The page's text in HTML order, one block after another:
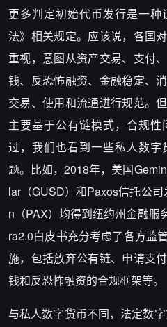
更多判定初始代币发行是一
法》相关规定。应该说，各国
重视，意图从资产交易、支付
钱、反恐怖融资、金融稳定、
交易、使用和流通进行规范。
主要基于公有链模式，合规
过，我们也看到一些私人数
题。比如，2018年，美国
lar（GUSD）和Paxos信托公
n（PAX）均得到纽约州金融服
ra2.0白皮书充分考虑了各方监
施，包括放弃公有链、申请支
钱和反恐怖融资的合规框架等。
与私人数字货币不同，法定数